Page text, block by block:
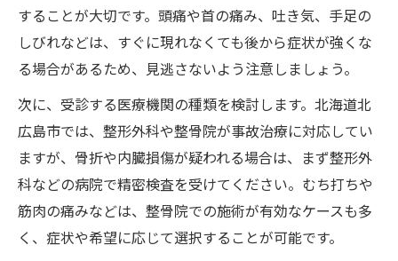
患者満足度が高い事故治療先の共通点
整形外科と整骨院の事故治療の違いを理解する
事故治療で整形外科と整骨院の役割と違い
を解説
症状別で選ぶ事故治療先のポイントと注意
点
事故治療における医療機関の機能と特徴の
比較
整形外科・整骨院の事故治療のメリットを
することが大切です。頭痛や首の痛み、吐き気、手足の
しびれなどは、すぐに現れなくても後から症状が強くな
る場合があるため、見逃さないよう注意しましょう。
次に、受診する医療機関の種類を検討します。北海道北
広島市では、整形外科や整骨院が事故治療に対応してい
ますが、骨折や内臓損傷が疑われる場合は、まず整形外
科などの病院で精密検査を受けてください。むち打ちや
筋肉の痛みなどは、整骨院での施術が有効なケースも多
く、症状や希望に応じて選択することが可能です。